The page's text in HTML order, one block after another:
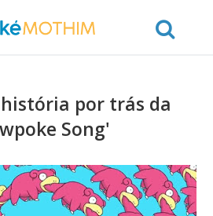
por trás da
Song'